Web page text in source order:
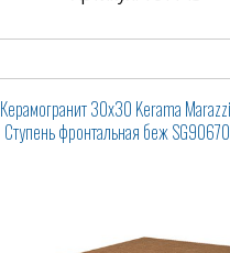
Керамогранит 30x30 Kerama
Ступень фронтальная беж